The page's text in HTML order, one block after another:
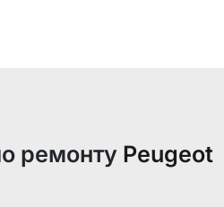
ремонту Peugeot